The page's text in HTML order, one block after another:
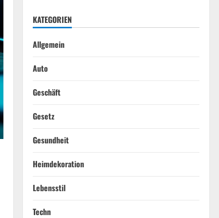
KATEGORIEN
Allgemein
Auto
Geschäft
Gesetz
Gesundheit
Heimdekoration
Lebensstil
Techn